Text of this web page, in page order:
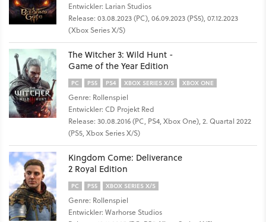
Entwickler: Larian Studios
Release: 03.08.2023 (PC), 06.09.2023 (PS5), 07.12.2023
(Xbox Series X/S)
The Witcher 3: Wild Hunt -
Game of the Year Edition
PC PS5 PS4 XBOX SERIES X/S XBOX ONE
Genre: Rollenspiel
Entwickler: CD Projekt Red
Release: 30.08.2016 (PC, PS4, Xbox One), 2. Quartal 2022
(PS5, Xbox Series X/S)
Kingdom Come: Deliverance
2 Royal Edition
PC PS5 XBOX SERIES X/S
Genre: Rollenspiel
Entwickler: Warhorse Studios